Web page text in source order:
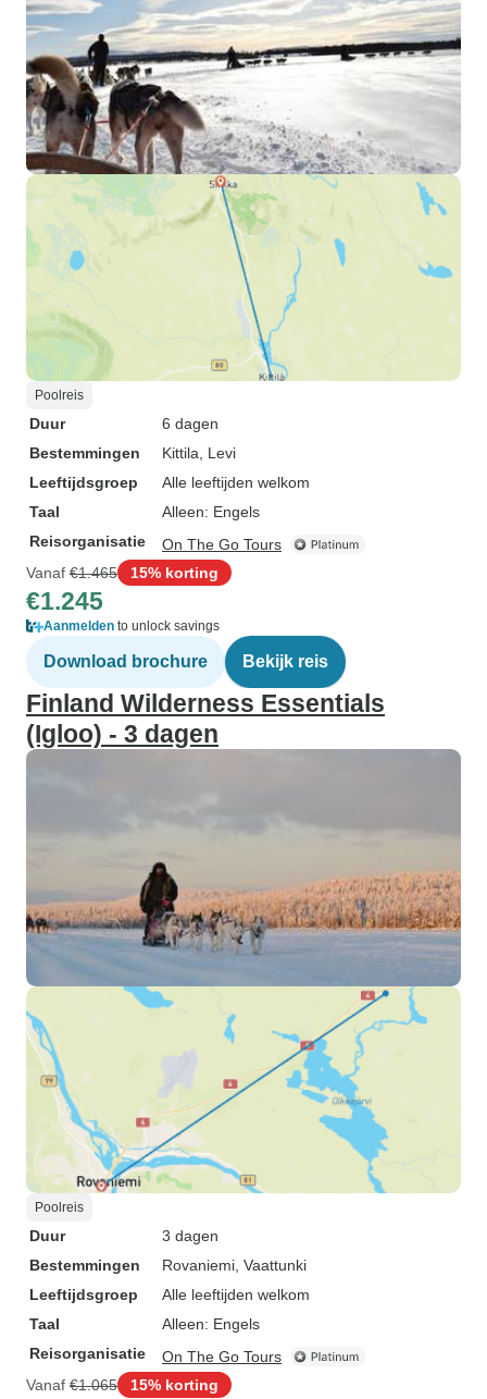
Poolreis
Duur
6 dagen
Bestemmingen
Kittila , Levi
Leeftijdsgroep
Alle leeftijden welkom
Taal
Alleen: Engels
Reisorganisatie
On The Go Tours
Vanaf €1.465 15% korting
€1.245
Aanmelden to unlock savings
Download brochure Bekijk reis
Finland Wilderness Essentials
(Igloo) - 3 dagen
Poolreis
Duur
3 dagen
Bestemmingen
Rovaniemi , Vaattunki
Leeftijdsgroep
Alle leeftijden welkom
Taal
Alleen: Engels
Reisorganisatie
On The Go Tours
Vanaf €1.065 15% korting